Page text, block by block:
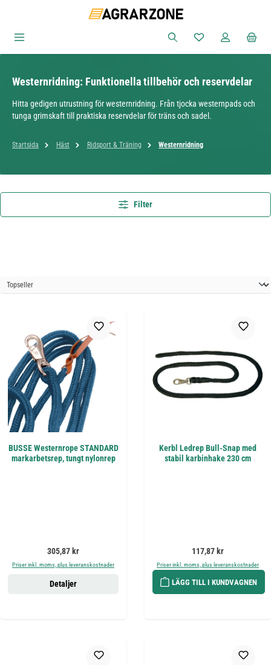
Du har 0 objekt i
Westernridning: Funktionella tillbehör och reservdelar
Hitta gedigen utrustning för westernridning. Från tjocka westernpads och
tunga grimskaft till praktiska reservdelar för träns och sadel.
Startsida Häst Ridsport & Träning Westernridning
Filter
BUSSE Westernrope STANDARD
markarbetsrep, tungt nylonrep
Ordinarie pris:
305,87 kr
Priser inkl. moms, plus leveranskostnader
Detaljer
Kerbl Ledrep Bull-Snap med
stabil karbinhake 230 cm
Ordinarie pris:
117,87 kr
Priser inkl. moms, plus leveranskostnader
LÄGG TILL I KUNDVAGNEN